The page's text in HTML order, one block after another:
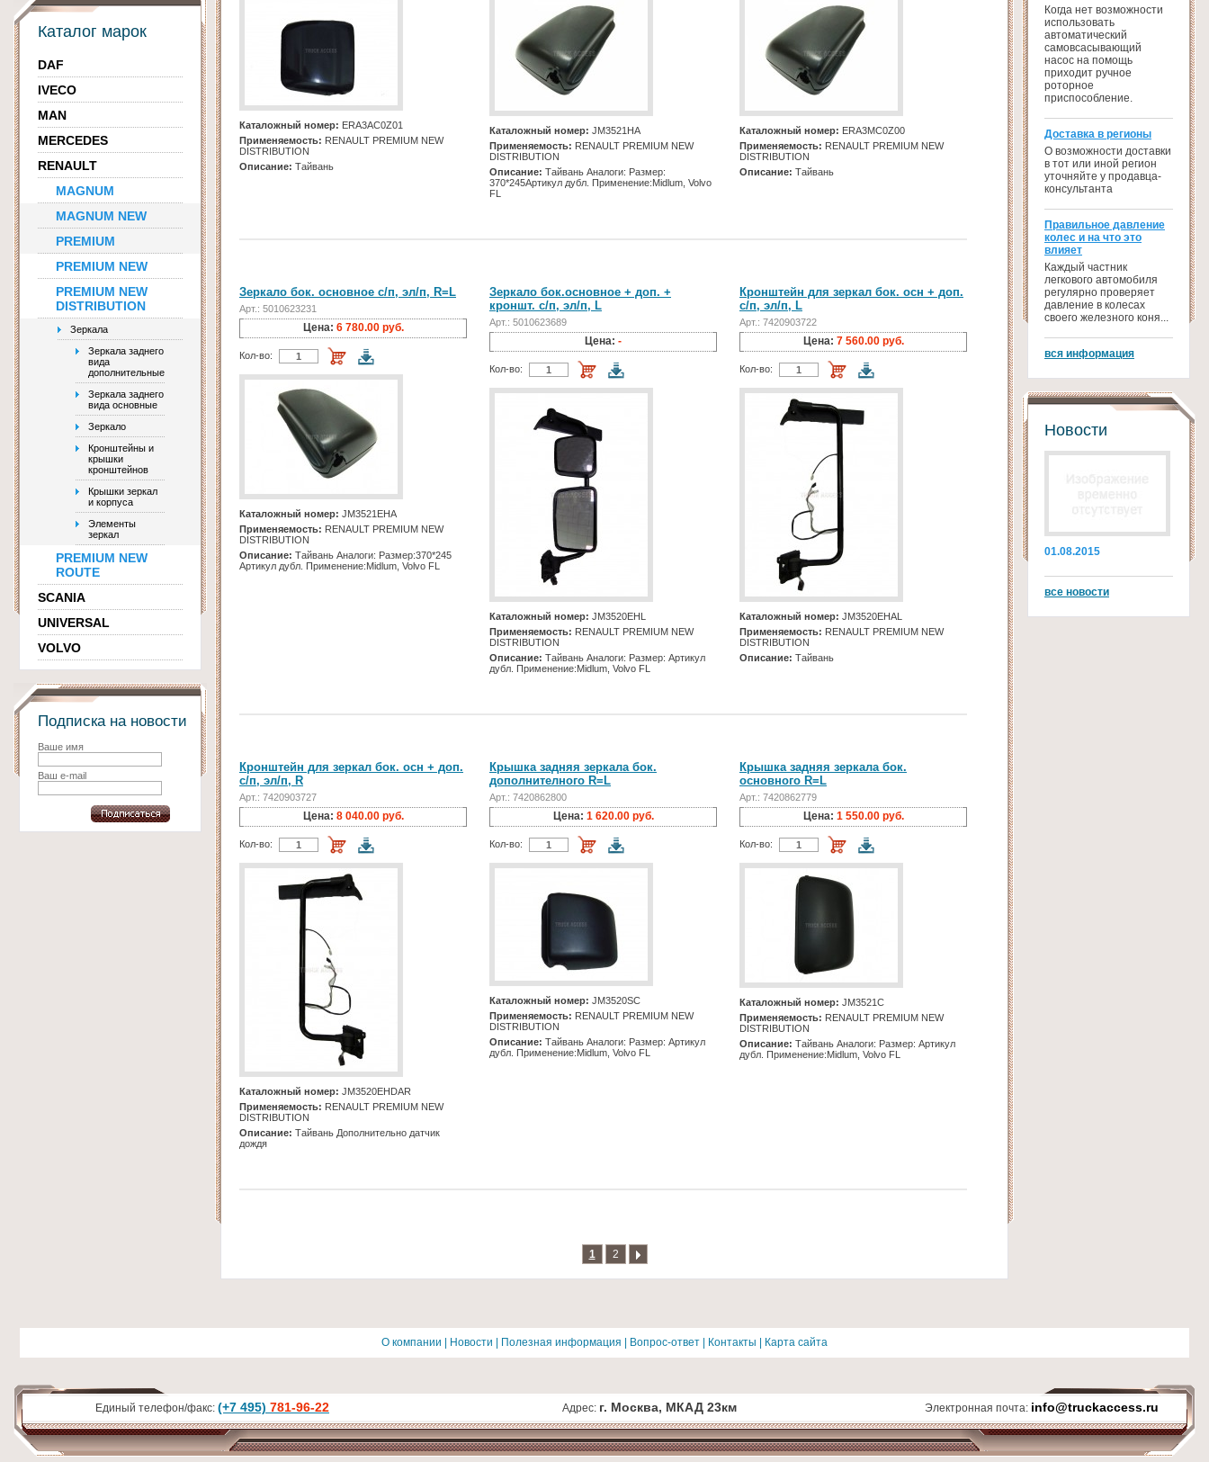
Каталог марок
DAF
IVECO
MAN
MERCEDES
RENAULT
MAGNUM
MAGNUM NEW
PREMIUM
PREMIUM NEW
PREMIUM NEW
DISTRIBUTION
Зеркала
Зеркала заднего
вида
дополнительные
Зеркала заднего
вида основные
Зеркало
Кронштейны и
крышки
кронштейнов
Крышки зеркал
и корпуса
Элементы
зеркал
PREMIUM NEW
ROUTE
SCANIA
UNIVERSAL
VOLVO
Подписка на новости
Ваше имя
Ваш e-mail
Каталожный номер: ERA3AC0Z01
Применяемость: RENAULT PREMIUM NEW
DISTRIBUTION
Описание: Тайвань
Каталожный номер: JM3521HA
Применяемость: RENAULT PREMIUM NEW
DISTRIBUTION
Описание: Тайвань Аналоги: Размер:
370*245Артикул дубл. Применение:Midlum, Volvo
FL
Каталожный номер: ERA3MC0Z00
Применяемость: RENAULT PREMIUM NEW
DISTRIBUTION
Описание: Тайвань
Зеркало бок. основное с/п, эл/п, R=L
Арт.: 5010623231
Цена: 6 780.00 руб.
Кол-во:
Каталожный номер: JM3521EHA
Применяемость: RENAULT PREMIUM NEW
DISTRIBUTION
Описание: Тайвань Аналоги: Размер:370*245
Артикул дубл. Применение:Midlum, Volvo FL
Зеркало бок.основное + доп. +
кроншт. с/п, эл/п, L
Арт.: 5010623689
Цена: -
Кол-во:
Каталожный номер: JM3520EHL
Применяемость: RENAULT PREMIUM NEW
DISTRIBUTION
Описание: Тайвань Аналоги: Размер: Артикул
дубл. Применение:Midlum, Volvo FL
Кронштейн для зеркал бок. осн + доп.
с/п, эл/п, L
Арт.: 7420903722
Цена: 7 560.00 руб.
Кол-во:
Каталожный номер: JM3520EHAL
Применяемость: RENAULT PREMIUM NEW
DISTRIBUTION
Описание: Тайвань
Кронштейн для зеркал бок. осн + доп.
с/п, эл/п, R
Арт.: 7420903727
Цена: 8 040.00 руб.
Кол-во:
Каталожный номер: JM3520EHDAR
Применяемость: RENAULT PREMIUM NEW
DISTRIBUTION
Описание: Тайвань Дополнительно датчик
дождя
Крышка задняя зеркала бок.
дополнителного R=L
Арт.: 7420862800
Цена: 1 620.00 руб.
Кол-во:
Каталожный номер: JM3520SC
Применяемость: RENAULT PREMIUM NEW
DISTRIBUTION
Описание: Тайвань Аналоги: Размер: Артикул
дубл. Применение:Midlum, Volvo FL
Крышка задняя зеркала бок.
основного R=L
Арт.: 7420862779
Цена: 1 550.00 руб.
Кол-во:
Каталожный номер: JM3521C
Применяемость: RENAULT PREMIUM NEW
DISTRIBUTION
Описание: Тайвань Аналоги: Размер: Артикул
дубл. Применение:Midlum, Volvo FL
1 2
Когда нет возможности
использовать
автоматический
самовсасывающий
насос на помощь
приходит ручное
роторное
приспособление.
Доставка в регионы
О возможности доставки
в тот или иной регион
уточняйте у продавца-
консультанта
Правильное давление
колес и на что это
влияет
Каждый частник
легкового автомобиля
регулярно проверяет
давление в колесах
своего железного коня...
вся информация
Новости
01.08.2015
все новости
О компании Новости Полезная информация Вопрос-ответ Контакты Карта сайта
Единый телефон/факс: (+7 495) 781-96-22 Электронная почта: info@truckaccess.ru
Адрес: г. Москва, МКАД 23км